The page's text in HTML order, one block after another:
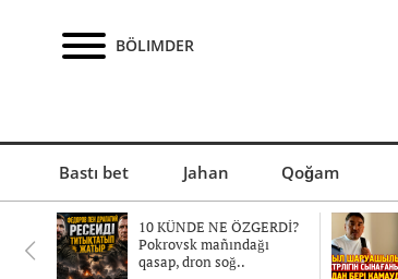
BÖLIMDER
Bastı bet Jahan Qoğam
10 KÜNDE NE ÖZGERDİ?
Pokrovsk mañındağı
qasap, dron soğ..